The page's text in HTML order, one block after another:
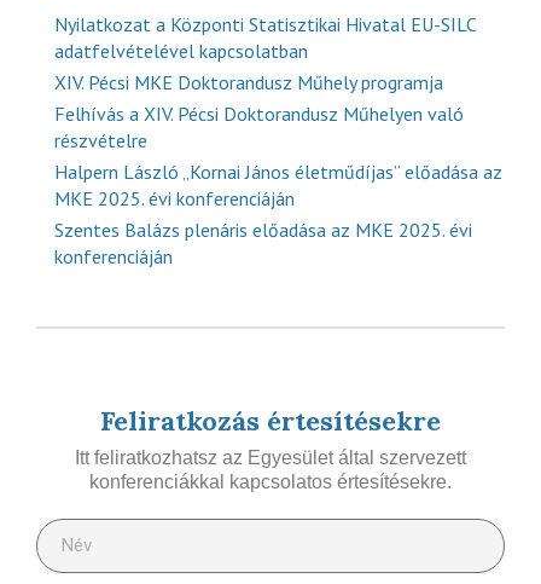
Nyilatkozat a Központi Statisztikai Hivatal EU-SILC
adatfelvételével kapcsolatban
XIV. Pécsi MKE Doktorandusz Műhely programja
Felhívás a XIV. Pécsi Doktorandusz Műhelyen való
részvételre
Halpern László „Kornai János életműdíjas” előadása az
MKE 2025. évi konferenciáján
Szentes Balázs plenáris előadása az MKE 2025. évi
konferenciáján
Feliratkozás értesítésekre
Itt feliratkozhatsz az Egyesület által szervezett
konferenciákkal kapcsolatos értesítésekre.